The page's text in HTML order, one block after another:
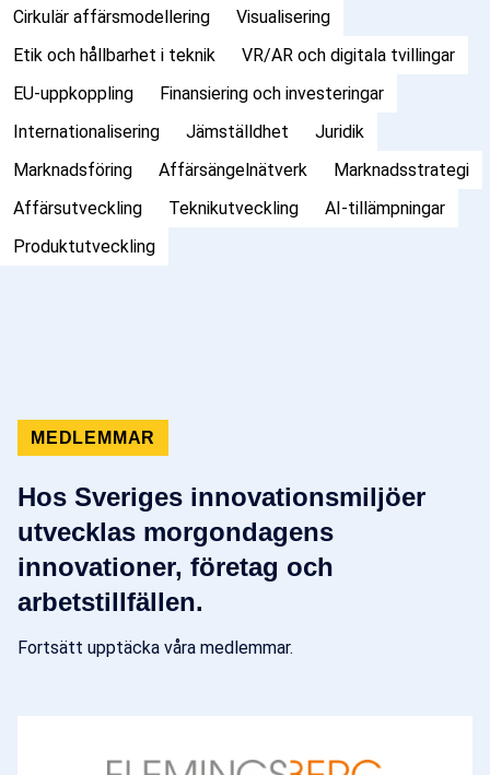
Cirkulär affärsmodellering
Visualisering
Etik och hållbarhet i teknik
VR/AR och digitala tvillingar
EU-uppkoppling
Finansiering och investeringar
Internationalisering
Jämställdhet
Juridik
Marknadsföring
Affärsängelnätverk
Marknadsstrategi
Affärsutveckling
Teknikutveckling
AI-tillämpningar
Produktutveckling
MEDLEMMAR
Hos Sveriges innovationsmiljöer
utvecklas morgondagens
innovationer, företag och
arbetstillfällen.
Fortsätt upptäcka våra medlemmar.